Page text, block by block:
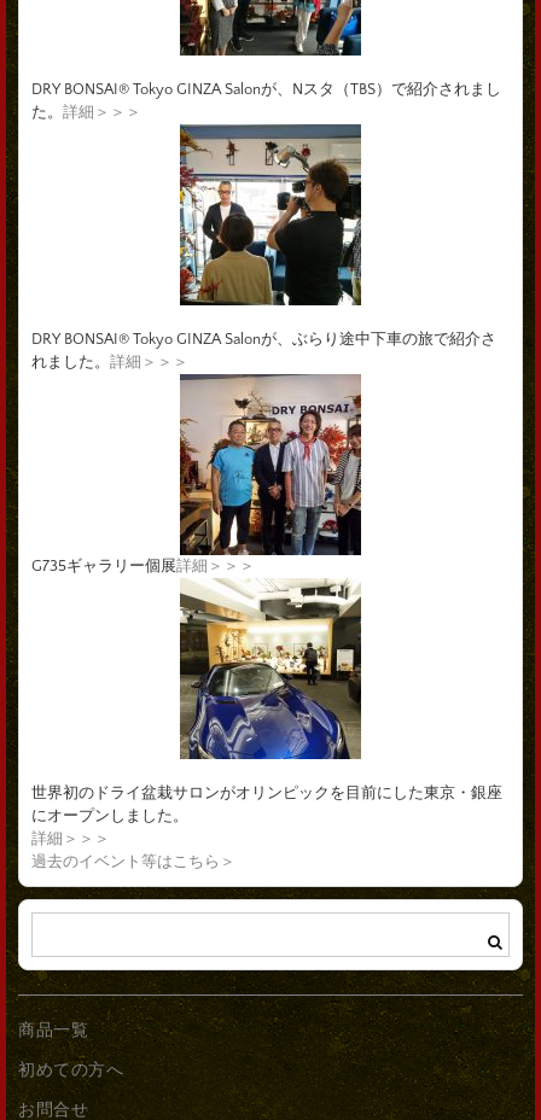
DRY BONSAI® Tokyo GINZA Salonが、Nスタ（TBS）で紹介されまし
た。 詳細＞＞＞
DRY BONSAI® Tokyo GINZA Salonが、ぶらり途中下車の旅で紹介さ
れました。 詳細＞＞＞
G735ギャラリー個展詳細＞＞＞
世界初のドライ盆栽サロンがオリンピックを目前にした東京・銀座
にオープンしました。
詳細＞＞＞
過去のイベント等はこちら＞
商品一覧
初めての方へ
お問合せ